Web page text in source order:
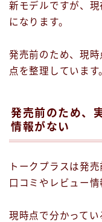
新モデルですが、現
になります。
発売前のため、現
点を整理しています
発売前のため、
情報がない
トークプラスは発
口コミやレビュー情
現時点で分かって